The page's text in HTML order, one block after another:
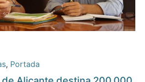
, Portada